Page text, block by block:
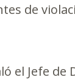
de
el Jefe de